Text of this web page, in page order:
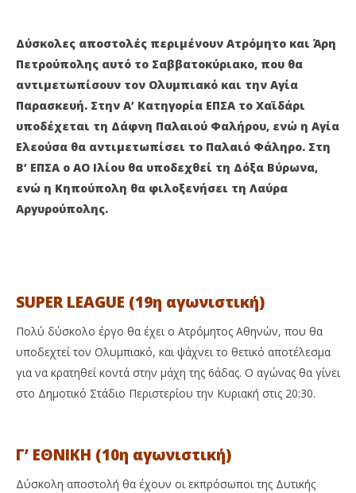
Δύσκολες αποστολές περιμένουν Ατρόμητο και Άρη
Πετρούπολης αυτό το Σαββατοκύριακο, που θα
αντιμετωπίσουν τον Ολυμπιακό και την Αγία
Παρασκευή. Στην Α’ Κατηγορία ΕΠΣΑ το Χαϊδάρι
υποδέχεται τη Δάφνη Παλαιού Φαλήρου, ενώ η Αγία
Ελεούσα θα αντιμετωπίσει το Παλαιό Φάληρο. Στη
Β’ ΕΠΣΑ ο ΑΟ Ιλίου θα υποδεχθεί τη Δόξα Βύρωνα,
ενώ η Κηπούπολη θα φιλοξενήσει τη Λαύρα
Αργυρούπολης.
SUPER LEAGUE (19η αγωνιστική)
Πολύ δύσκολο έργο θα έχει ο Ατρόμητος Αθηνών, που θα
υποδεχτεί τον Ολυμπιακό, και ψάχνει το θετικό αποτέλεσμα
για να κρατηθεί κοντά στην μάχη της 6άδας. Ο αγώνας θα γίνει
στο Δημοτικό Στάδιο Περιστερίου την Κυριακή στις 20:30.
Γ’ ΕΘΝΙΚΗ (10η αγωνιστική)
Δύσκολη αποστολή θα έχουν οι εκπρόσωποι της Δυτικής